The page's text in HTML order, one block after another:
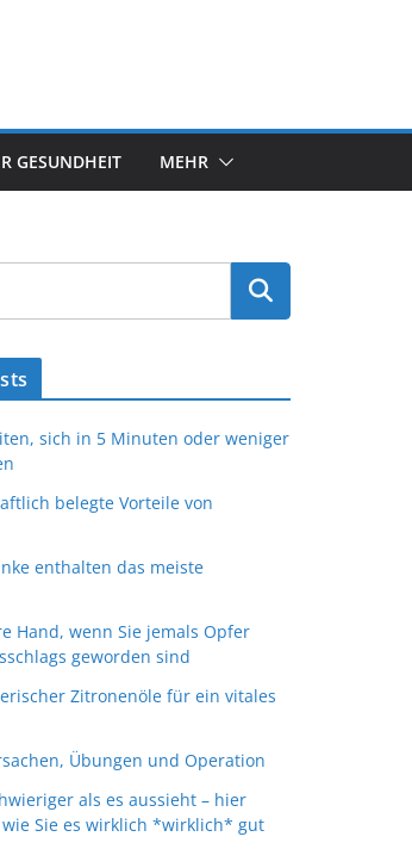
GESUNDHEIT MEHR
sich in 5 Minuten oder weniger
belegte Vorteile von
enthalten das meiste
Hand, wenn Sie jemals Opfer
geworden sind
Zitronenöle für ein vitales
Übungen und Operation
als es aussieht – hier
Sie es wirklich *wirklich* gut